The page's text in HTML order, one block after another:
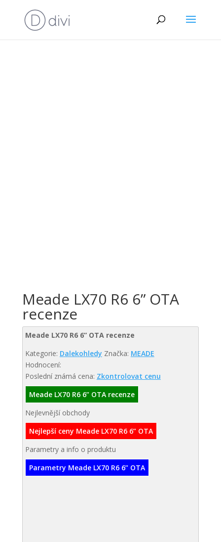
Meade LX70 R6 6” OTA
recenze
Meade LX70 R6 6” OTA recenze
Kategorie: Dalekohledy Značka: MEADE
Hodnocení:
Poslední známá cena: Zkontrolovat cenu
Meade LX70 R6 6” OTA recenze
Nejlevnější obchody
Nejlepší ceny Meade LX70 R6 6” OTA
Parametry a info o produktu
Parametry Meade LX70 R6 6” OTA